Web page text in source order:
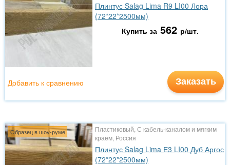
Плинтус Salag Lima R9 LI00 Лора
(72*22*2500мм)
Купить за 562 р/шт.
Заказать
Добавить к сравнению
Образец в шоу-руме
Пластиковый, С кабель-каналом и мягким
краем, Россия
Плинтус Salag Lima Е3 LI00 Дуб Аргос
(72*22*2500мм)